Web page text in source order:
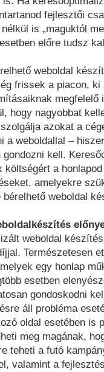
fejlesztői
is „maguktól
előre tudsz
weboldal
frissek a piacon, ki
megfelelő
hogy nagyobbat
azokat a
a weboldallal –
kell.
a
amelyekre
weboldal
weboldal
Természetesen
egy honlap
esetben
gondoskodni
áll probléma
oldal esetében is
meg magának,
teheti a futó
valamint a